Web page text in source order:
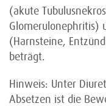
(akute
Glomerulonephritis)
(Harnsteine,
beträgt.
Hinweis: Unter
Absetzen ist die